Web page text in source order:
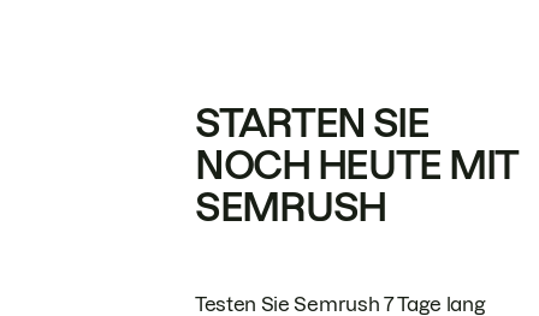
STARTEN SIE
NOCH HEUTE MIT
SEMRUSH
Testen Sie Semrush 7 Tage lang